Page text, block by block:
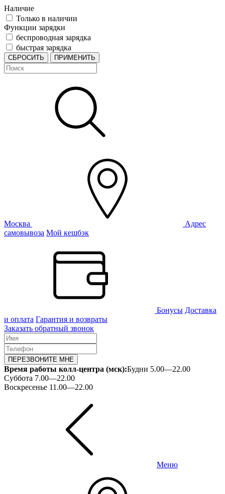
Наличие
Только в наличии
Функции зарядки
беспроводная зарядка
быстрая зарядка
СБРОСИТЬ ПРИМЕНИТЬ
Москва
Адрес
самовывоза Мой кешбэк
Бонусы Доставка
и оплата Гарантия и возвраты
Заказать обратный звонок
ПЕРЕЗВОНИТЕ МНЕ
Время работы колл-центра (мск):Будни 5.00—22.00
Суббота 7.00—22.00
Воскресенье 11.00—22.00
Меню